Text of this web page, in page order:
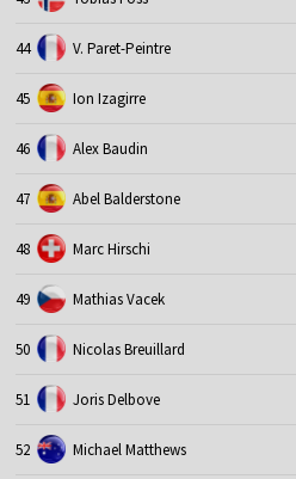
44 V. Paret-Peintre
45 Ion Izagirre
46 Alex Baudin
47 Abel Balderstone
48 Marc Hirschi
49 Mathias Vacek
50 Nicolas Breuillard
51 Joris Delbove
52 Michael Matthews